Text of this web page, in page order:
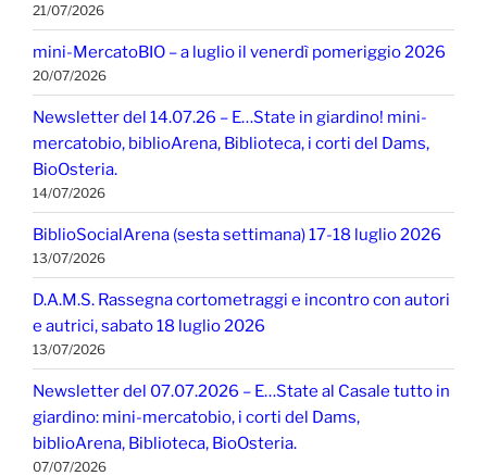
21/07/2026
mini-MercatoBIO – a luglio il venerdì pomeriggio 2026
20/07/2026
Newsletter del 14.07.26 – E…State in giardino! mini-
mercatobio, biblioArena, Biblioteca, i corti del Dams,
BioOsteria.
14/07/2026
BiblioSocialArena (sesta settimana) 17-18 luglio 2026
13/07/2026
D.A.M.S. Rassegna cortometraggi e incontro con autori
e autrici, sabato 18 luglio 2026
13/07/2026
Newsletter del 07.07.2026 – E…State al Casale tutto in
giardino: mini-mercatobio, i corti del Dams,
biblioArena, Biblioteca, BioOsteria.
07/07/2026